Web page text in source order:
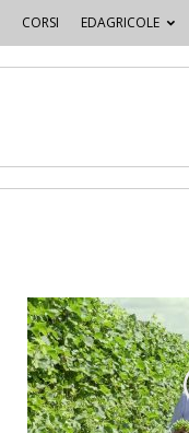
CORSI EDAGRICOLE